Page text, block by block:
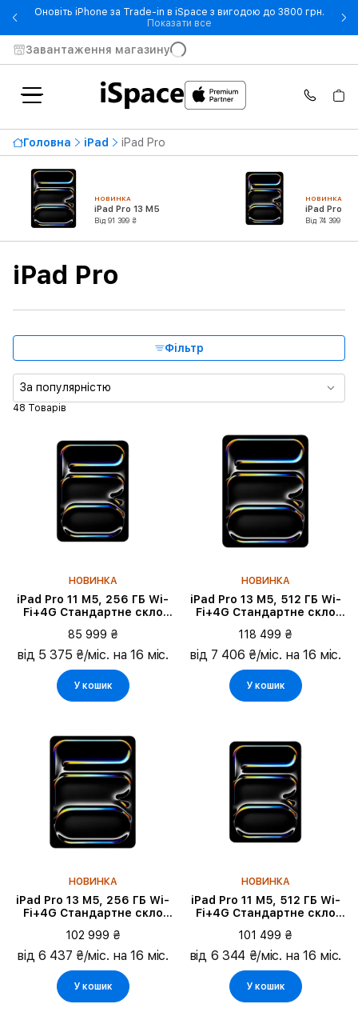
Оновіть iPhone за Trade-in в iSpace з вигодою до 3800 грн.
Показати все- Оновіть iPhone за Trade-in
Завантаження магазину
Головна iPad iPad Pro
НОВИНКА
iPad Pro 13 M5
Від 91 399 ₴
НОВИНКА
iPad Pro 11
Від 74 399 ₴
iPad Pro
Фільтр
181 999 ₴
Від
Доступність
Тип продукту
Серія
Зв'язок
Процесор
Діагональ екрану
Пам'ять
Тип дисплея
48 Товарів
За популярністю
НОВИНКА
iPad Pro 11 M5, 256 ГБ Wi-
Fi+4G Стандартне скло
85 999 ₴
від 5 375 ₴/міс. на 16 міс.
У кошик
НОВИНКА
iPad Pro 13 M5, 512 ГБ Wi-
Fi+4G Стандартне скло
118 499 ₴
від 7 406 ₴/міс. на 16 міс.
У кошик
НОВИНКА
iPad Pro 13 M5, 256 ГБ Wi-
Fi+4G Стандартне скло
102 999 ₴
від 6 437 ₴/міс. на 16 міс.
У кошик
НОВИНКА
iPad Pro 11 M5, 512 ГБ Wi-
Fi+4G Стандартне скло
101 499 ₴
від 6 344 ₴/міс. на 16 міс.
У кошик